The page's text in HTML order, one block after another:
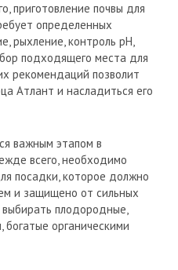
приготовление почвы для
определенных
рыхление, контроль pH,
подходящего места для
рекомендаций позволит
Атлант и насладиться его
важным этапом в
всего, необходимо
посадки, которое должно
и защищено от сильных
плодородные,
органическими